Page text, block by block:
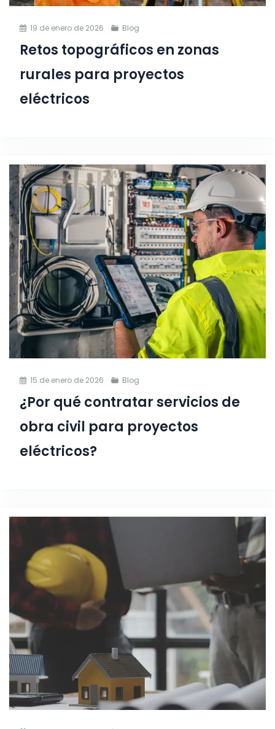
19 de enero de 2026 Blog
Retos topográficos en zonas
rurales para proyectos
eléctricos
15 de enero de 2026 Blog
¿Por qué contratar servicios de
obra civil para proyectos
eléctricos?